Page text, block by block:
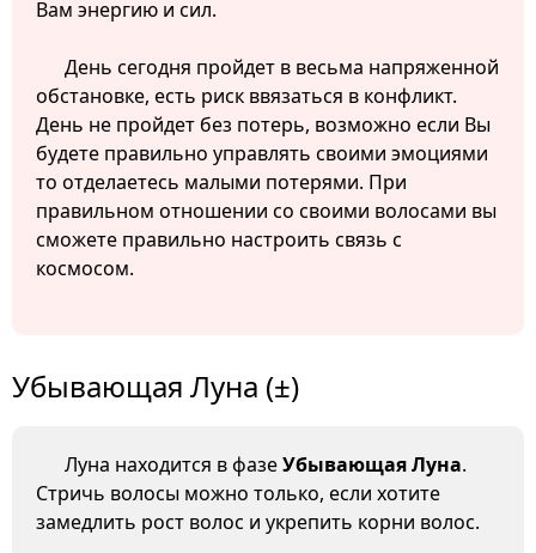
Вам энергию и сил.
День сегодня пройдет в весьма напряженной
обстановке, есть риск ввязаться в конфликт.
День не пройдет без потерь, возможно если Вы
будете правильно управлять своими эмоциями
то отделаетесь малыми потерями. При
правильном отношении со своими волосами вы
сможете правильно настроить связь с
космосом.
Убывающая Луна (±)
Луна находится в фазеУбывающая Луна.
Стричь волосы можно только, если хотите
замедлить рост волос и укрепить корни волос.